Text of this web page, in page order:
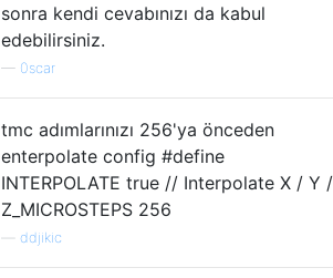
sonra kendi cevabınızı da kabul
edebilirsiniz.
— 0scar
tmc adımlarınızı 256'ya önceden
enterpolate config #define
INTERPOLATE true // Interpolate X / Y /
Z_MICROSTEPS 256
ddjikic